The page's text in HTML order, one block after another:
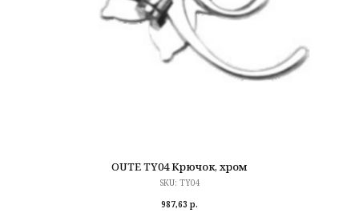
OUTE TY04 Крючок, хром
SKU: TY04
987,63 р.